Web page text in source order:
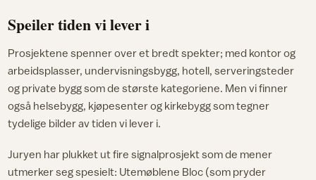
Speiler tiden vi lever i
Prosjektene spenner over et bredt spekter; med kontor og
arbeidsplasser, undervisningsbygg, hotell, serveringsteder
og private bygg som de største kategoriene. Men vi finner
også helsebygg, kjøpesenter og kirkebygg som tegner
tydelige bilder av tiden vi lever i.
Juryen har plukket ut fire signalprosjekt som de mener
utmerker seg spesielt: Utemøblene Bloc (som pryder